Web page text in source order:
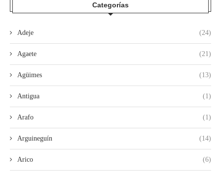
Categorías
Adeje (24)
Agaete (21)
Agüimes (13)
Antigua (1)
Arafo (1)
Arguineguín (14)
Arico (6)